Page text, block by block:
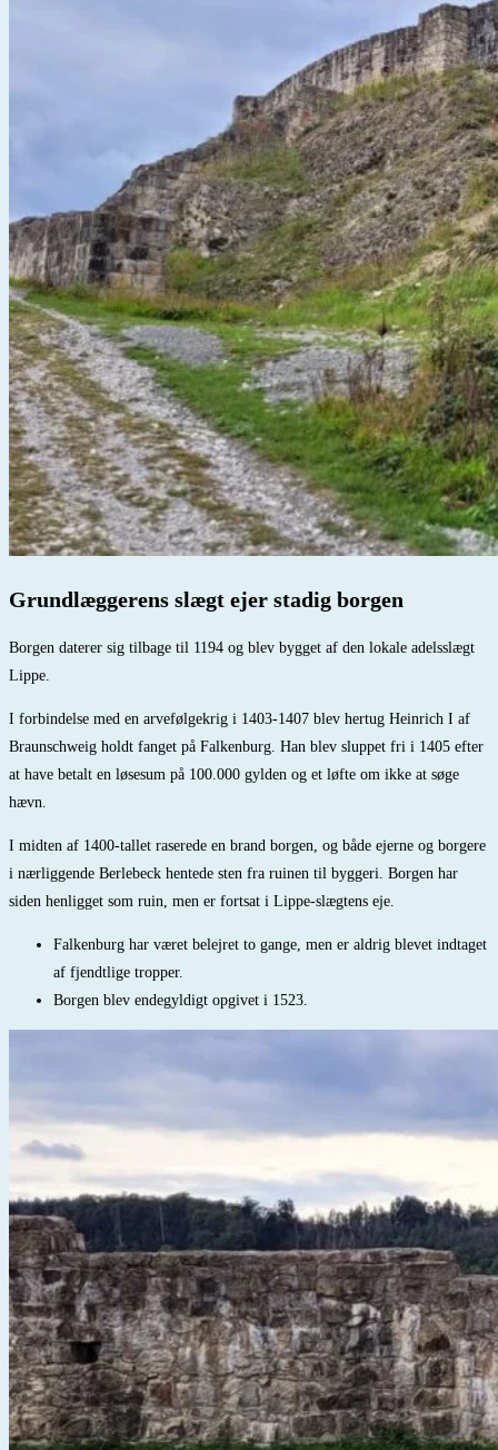
Grundlæggerens slægt ejer stadig borgen
Borgen daterer sig tilbage til 1194 og blev bygget af den lokale adelsslægt
Lippe.
I forbindelse med en arvefølgekrig i 1403-1407 blev hertug Heinrich I af
Braunschweig holdt fanget på Falkenburg. Han blev sluppet fri i 1405 efter
at have betalt en løsesum på 100.000 gylden og et løfte om ikke at søge
hævn.
I midten af 1400-tallet raserede en brand borgen, og både ejerne og borgere
i nærliggende Berlebeck hentede sten fra ruinen til byggeri. Borgen har
siden henligget som ruin, men er fortsat i Lippe-slægtens eje.
Falkenburg har været belejret to gange, men er aldrig blevet indtaget
af fjendtlige tropper.
Borgen blev endegyldigt opgivet i 1523.